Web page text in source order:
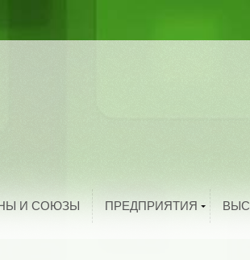
И СОЮЗЫ ПРЕДПРИЯТИЯ
Добавить организацию